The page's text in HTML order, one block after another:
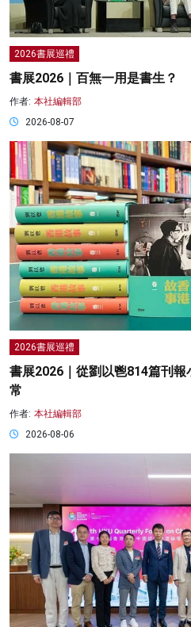
2026書展巡禮
書展2026｜百無一用是書生？
作者: 本社編輯部
2026-08-07
2026書展巡禮
書展2026｜從劉以鬯814篇刊
常
作者: 本社編輯部
2026-08-06